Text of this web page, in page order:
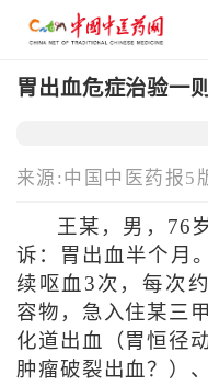
胃出血危症治验一则
来源:中国中医药报5
王某，男，76
诉：胃出血半个月
续呕血3次，每次
容物，急入住某三
化道出血（胃恒径
肿瘤破裂出血？）